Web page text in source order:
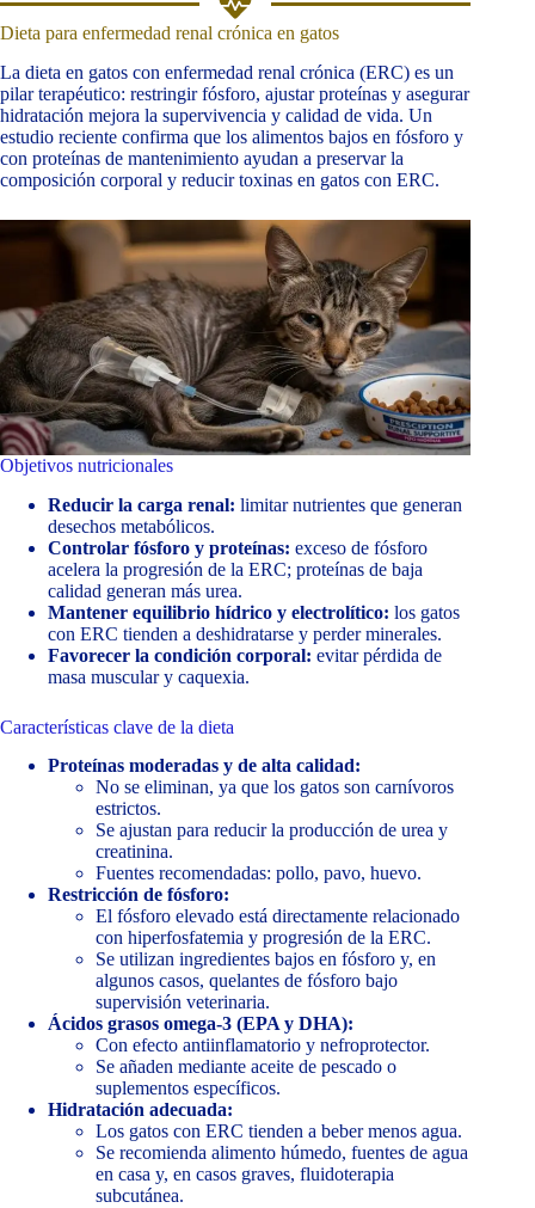
Dieta para enfermedad renal crónica en gatos
La dieta en gatos con enfermedad renal crónica (ERC) es un
pilar terapéutico: restringir fósforo, ajustar proteínas y asegurar
hidratación mejora la supervivencia y calidad de vida. Un
estudio reciente confirma que los alimentos bajos en fósforo y
con proteínas de mantenimiento ayudan a preservar la
composición corporal y reducir toxinas en gatos con ERC.
Objetivos nutricionales
Reducir la carga renal: limitar nutrientes que generan
desechos metabólicos.
Controlar fósforo y proteínas: exceso de fósforo
acelera la progresión de la ERC; proteínas de baja
calidad generan más urea.
Mantener equilibrio hídrico y electrolítico: los gatos
con ERC tienden a deshidratarse y perder minerales.
Favorecer la condición corporal: evitar pérdida de
masa muscular y caquexia.
Características clave de la dieta
Proteínas moderadas y de alta calidad:
No se eliminan, ya que los gatos son carnívoros
estrictos.
Se ajustan para reducir la producción de urea y
creatinina.
Fuentes recomendadas: pollo, pavo, huevo.
Restricción de fósforo:
El fósforo elevado está directamente relacionado
con hiperfosfatemia y progresión de la ERC.
Se utilizan ingredientes bajos en fósforo y, en
algunos casos, quelantes de fósforo bajo
supervisión veterinaria.
Ácidos grasos omega-3 (EPA y DHA):
Con efecto antiinflamatorio y nefroprotector.
Se añaden mediante aceite de pescado o
suplementos específicos.
Hidratación adecuada:
Los gatos con ERC tienden a beber menos agua.
Se recomienda alimento húmedo, fuentes de agua
en casa y, en casos graves, fluidoterapia
subcutánea.